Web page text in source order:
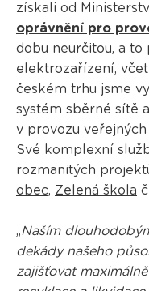
získali od
oprávnění pro
dobu neurčitou, a to
elektrozařízení,
českém trhu jsme
systém sběrné sítě
v provozu
Své komplexní
rozmanitých
obec, Zelená škola
„Naším
dekády našeho
zajišťovat